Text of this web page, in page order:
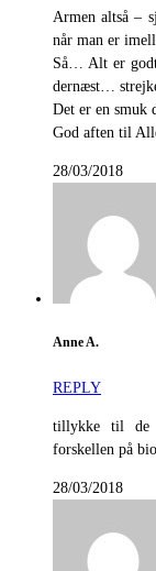
Armen altså –
når man er
Så… Alt er
dernæst…
Det er en smuk
God aften til
28/03/2018
Anne A.
REPLY
tillykke til de
forskellen på
28/03/2018